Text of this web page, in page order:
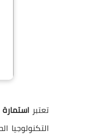
تعتبراستمارة
التكنولوجيا